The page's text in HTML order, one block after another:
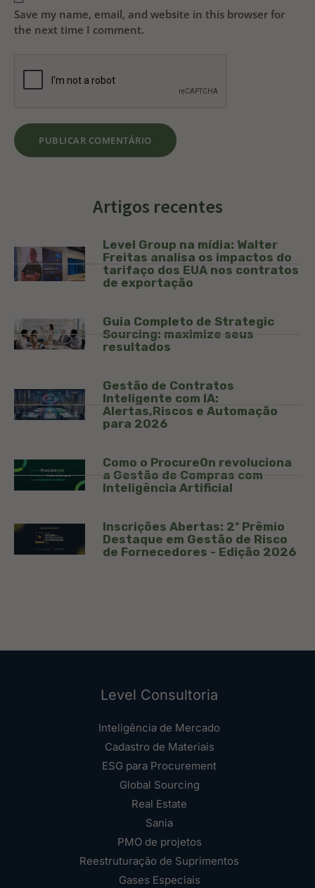
Save my name, email, and website in this browser for
the next time I comment.
Artigos recentes
Level Group na mídia: Walter
Freitas analisa os impactos do
tarifaço dos EUA nos contratos
de exportação
Guia Completo de Strategic
Sourcing: maximize seus
resultados
Gestão de Contratos
Inteligente com IA:
Alertas,Riscos e Automação
para 2026
Como o ProcureOn revoluciona
a Gestão de Compras com
Inteligência Artificial
Inscrições Abertas: 2º Prêmio
Destaque em Gestão de Risco
de Fornecedores - Edição 2026
Level Consultoria
Inteligência de Mercado
Cadastro de Materiais
ESG para Procurement
Global Sourcing
Real Estate
Sania
PMO de projetos
Reestruturação de Suprimentos
Gases Especiais